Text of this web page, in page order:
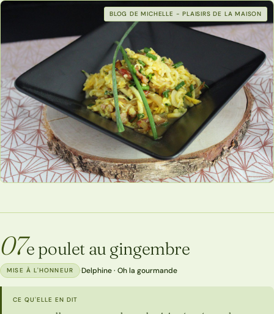
BLOG DE MICHELLE - PLAISIRS DE LA MAISON
07e poulet au gingembre
MISE À L'HONNEUR ·Delphine · Oh la gourmande
CE QU'ELLE EN DIT